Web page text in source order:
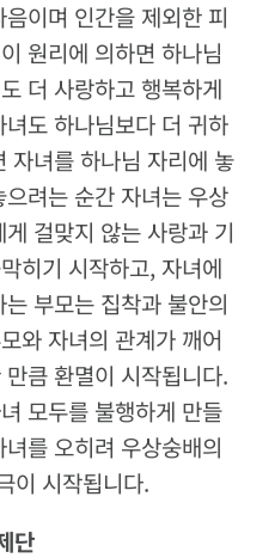
이며 인간을 제외한 피
원리에 의하면 하나님
더 사랑하고 행복하게
도 하나님보다 더 귀하
자녀를 하나님 자리에 놓
려는 순간 자녀는 우상
걸맞지 않는 사랑과 기
히기 시작하고, 자녀에
부모는 집착과 불안의
와 자녀의 관계가 깨어
큼 환멸이 시작됩니다.
모두를 불행하게 만들
를 오히려 우상숭배의
이 시작됩니다.
단